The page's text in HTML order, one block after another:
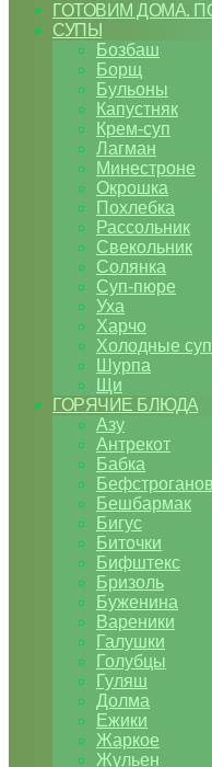
ГОТОВИМ ДОМА.
СУПЫ
Бозбаш
Борщ
Бульоны
Капустняк
Крем-суп
Лагман
Минестроне
Окрошка
Похлебка
Рассольник
Свекольник
Солянка
Суп-пюре
Уха
Харчо
Холодные
Шурпа
Щи
ГОРЯЧИЕ БЛЮДА
Азу
Антрекот
Бабка
Бефстроганов
Бешбармак
Бигус
Биточки
Бифштекс
Бризоль
Буженина
Вареники
Галушки
Голубцы
Гуляш
Долма
Ежики
Жаркое
Жульен